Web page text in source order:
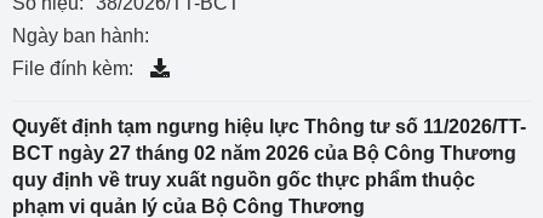
Ngày ban hành:
File đính kèm:
Quyết định tạm ngưng hiệu lực Thông tư số 11/2026/TT-
BCT ngày 27 tháng 02 năm 2026 của Bộ Công Thương
quy định về truy xuất nguồn gốc thực phẩm thuộc
phạm vi quản lý của Bộ Công Thương